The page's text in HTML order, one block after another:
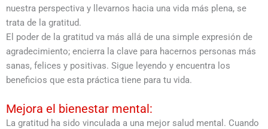
nuestra perspectiva y llevarnos hacia una vida más plena, se
trata de la gratitud.
El poder de la gratitud va más allá de una simple expresión de
agradecimiento; encierra la clave para hacernos personas más
sanas, felices y positivas. Sigue leyendo y encuentra los
beneficios que esta práctica tiene para tu vida.
Mejora el bienestar mental:
La gratitud ha sido vinculada a una mejor salud mental. Cuando